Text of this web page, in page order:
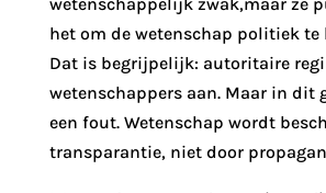
het om de wetenschap politiek te
Dat is begrijpelijk: autoritaire
wetenschappers aan. Maar in dit
een fout. Wetenschap wordt
transparantie, niet door